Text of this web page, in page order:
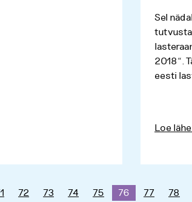
Sel
2018“.
eesti
Loe
72 73 74 75 76 77 78